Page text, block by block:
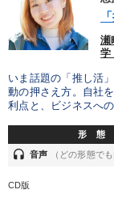
トレンド 採用
※「更新」を押すと「タグ
瀬
学
いま話題の「推し活
動の押さえ方。自社
利点と、ビジネスへ
形 態
headset 音声 （どの形態で
CD版